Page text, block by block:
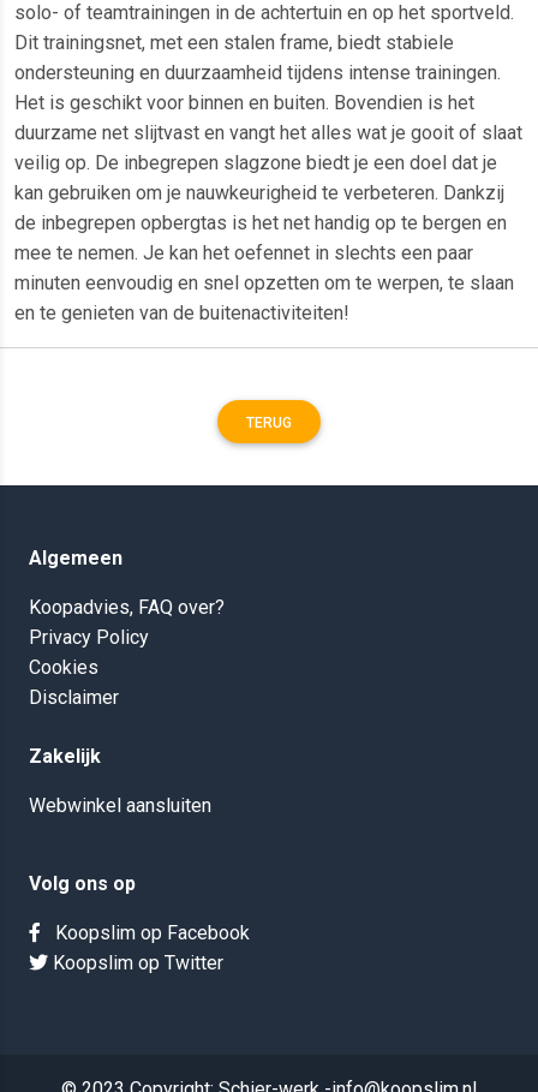
solo- of teamtrainingen in de achtertuin en op het sportveld.
Dit trainingsnet, met een stalen frame, biedt stabiele
ondersteuning en duurzaamheid tijdens intense trainingen.
Het is geschikt voor binnen en buiten. Bovendien is het
duurzame net slijtvast en vangt het alles wat je gooit of slaat
veilig op. De inbegrepen slagzone biedt je een doel dat je
kan gebruiken om je nauwkeurigheid te verbeteren. Dankzij
de inbegrepen opbergtas is het net handig op te bergen en
mee te nemen. Je kan het oefennet in slechts een paar
minuten eenvoudig en snel opzetten om te werpen, te slaan
en te genieten van de buitenactiviteiten!
TERUG
Algemeen
Koopadvies, FAQ over?
Privacy Policy
Cookies
Disclaimer
Zakelijk
Webwinkel aansluiten
Volg ons op
Koopslim op Facebook
Koopslim op Twitter